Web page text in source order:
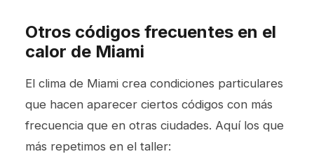
Otros códigos frecuentes en el
calor de Miami
El clima de Miami crea condiciones particulares
que hacen aparecer ciertos códigos con más
frecuencia que en otras ciudades. Aquí los que
más repetimos en el taller: